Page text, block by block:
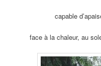
capable
face à la chaleur, au